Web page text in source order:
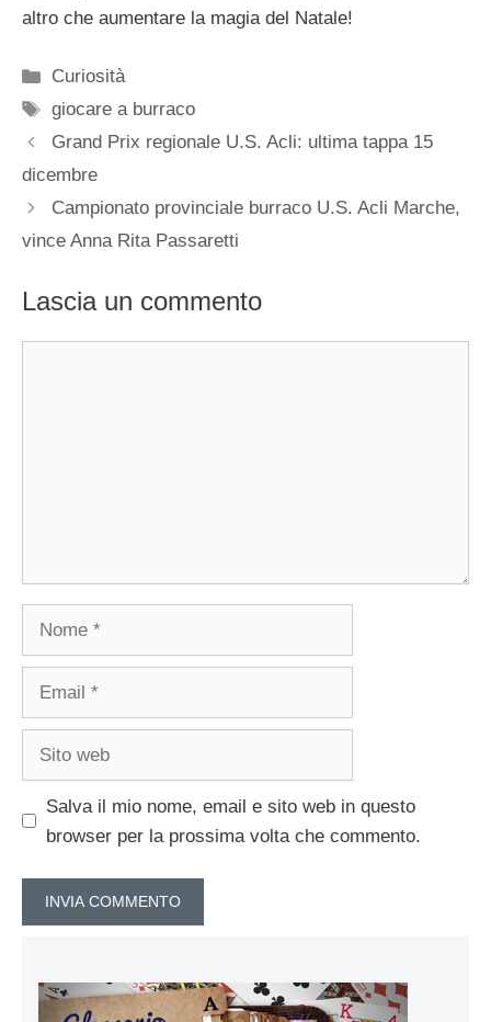
altro che aumentare la magia del Natale!
Categorie
Curiosità
Tag
giocare a burraco
Grand Prix regionale U.S. Acli: ultima tappa 15
dicembre
Campionato provinciale burraco U.S. Acli Marche,
vince Anna Rita Passaretti
Lascia un commento
Nome
Email
Sito
Salva il mio nome, email e sito web in questo
browser per la prossima volta che commento.